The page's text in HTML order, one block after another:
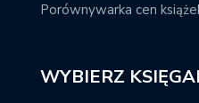
Porównywarka cen
WYBIERZ